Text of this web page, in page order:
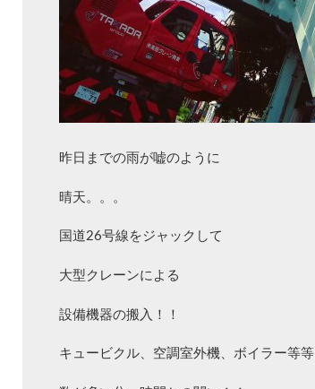
昨日までの雨が嘘のように
晴天。。。
国道26号線をジャックして
大型クレーンによる
設備機器の搬入！！
キュービクル、空調室外機、ボイラー等等